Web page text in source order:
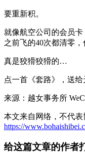
要重新积。
就像航空公司的会员卡
之前飞的40次都清零
真是狡猾狡猾的…
点一首《套路》，送给
来源：越女事务所
本文来自网络，不代表
https://
给这篇文章的作者